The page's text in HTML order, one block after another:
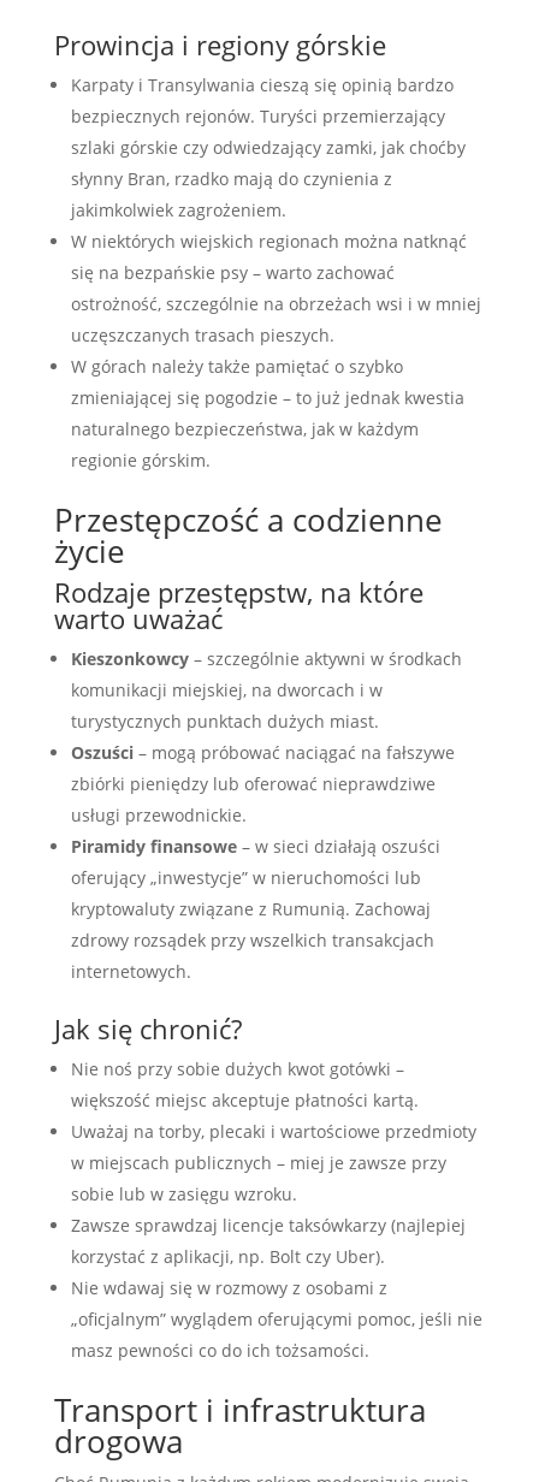
Prowincja i regiony górskie
Karpaty i Transylwania cieszą się opinią bardzo
bezpiecznych rejonów. Turyści przemierzający
szlaki górskie czy odwiedzający zamki, jak choćby
słynny Bran, rzadko mają do czynienia z
jakimkolwiek zagrożeniem.
W niektórych wiejskich regionach można natknąć
się na bezpańskie psy – warto zachować
ostrożność, szczególnie na obrzeżach wsi i w mniej
uczęszczanych trasach pieszych.
W górach należy także pamiętać o szybko
zmieniającej się pogodzie – to już jednak kwestia
naturalnego bezpieczeństwa, jak w każdym
regionie górskim.
Przestępczość a codzienne
życie
Rodzaje przestępstw, na które
warto uważać
Kieszonkowcy– szczególnie aktywni w środkach
komunikacji miejskiej, na dworcach i w
turystycznych punktach dużych miast.
Oszuści– mogą próbować naciągać na fałszywe
zbiórki pieniędzy lub oferować nieprawdziwe
usługi przewodnickie.
Piramidy finansowe– w sieci działają oszuści
oferujący „inwestycje” w nieruchomości lub
kryptowaluty związane z Rumunią. Zachowaj
zdrowy rozsądek przy wszelkich transakcjach
internetowych.
Jak się chronić?
Nie noś przy sobie dużych kwot gotówki –
większość miejsc akceptuje płatności kartą.
Uważaj na torby, plecaki i wartościowe przedmioty
w miejscach publicznych – miej je zawsze przy
sobie lub w zasięgu wzroku.
Zawsze sprawdzaj licencje taksówkarzy (najlepiej
korzystać z aplikacji, np. Bolt czy Uber).
Nie wdawaj się w rozmowy z osobami z
„oficjalnym” wyglądem oferującymi pomoc, jeśli nie
masz pewności co do ich tożsamości.
Transport i infrastruktura
drogowa